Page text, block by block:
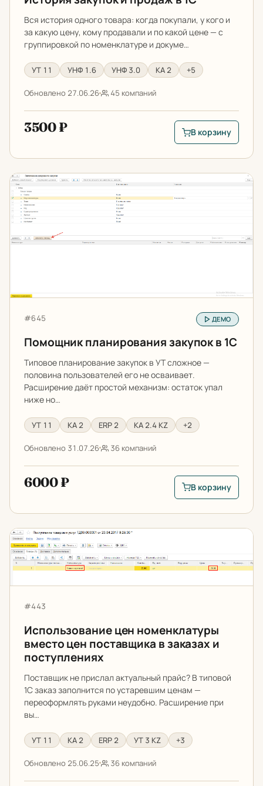
Вся история одного товара: когда покупали, у кого и
за какую цену, кому продавали и по какой цене — с
группировкой по номенклатуре и докуме…
УТ 11 УНФ 1.6 УНФ 3.0 КА 2 +5
Обновлено 27.06.26 45 компаний
3500 ₽
В корзину:
В корзину
Помощник планирования закупок в 1С
Артикул:
#645 ДЕМО
Помощник планирования закупок в 1С
Типовое планирование закупок в УТ сложное —
половина пользователей его не осваивает.
Расширение даёт простой механизм: остаток упал
ниже но…
УТ 11 КА 2 ERP 2 КА 2.4 KZ +2
Обновлено 31.07.26 36 компаний
6000 ₽
В корзину:
В корзину
Использование цен номенклатуры вместо цен
Артикул:
#443
Использование цен номенклатуры
вместо цен поставщика в заказах и
поступлениях
Поставщик не прислал актуальный прайс? В типовой
1С заказ заполнится по устаревшим ценам —
переоформлять руками неудобно. Расширение при
вы…
УТ 11 КА 2 ERP 2 УТ 3 KZ +3
Обновлено 25.06.25 36 компаний